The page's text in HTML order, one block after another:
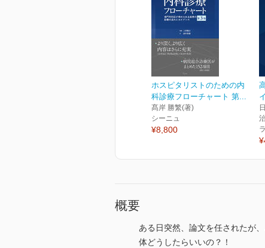
ホスピタリストのための内
科診療フローチャート 第...
髙岸 勝繁(著)
シーニュ
¥8,800
概要
ある日突然、論文を任されたが
体どうしたらいいの？！